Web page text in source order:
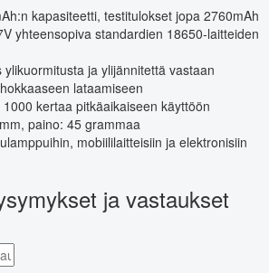
kapasiteetti, testitulokset jopa 2760mAh
yhteensopiva standardien 18650-laitteiden
ja ylijännitettä vastaan
lataamiseen
kertaa pitkäaikaiseen käyttöön
paino: 45 grammaa
mobiililaitteisiin ja elektronisiin
ja vastaukset